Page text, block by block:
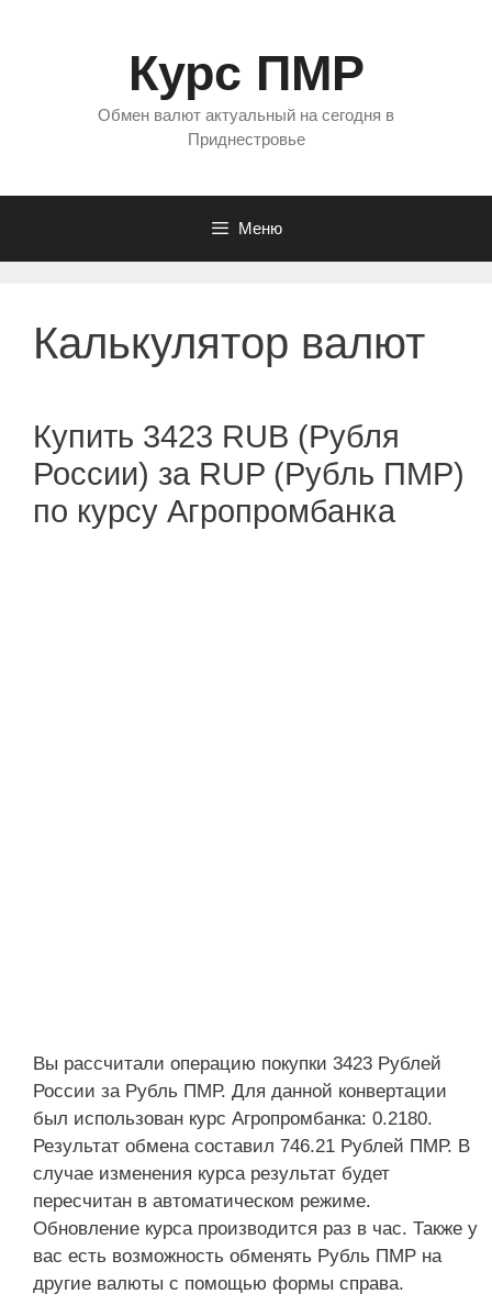
Курс ПМР
Обмен валют актуальный на сегодня в
Приднестровье
Меню
Калькулятор валют
Купить 3423 RUB (Рубля
России) за RUP (Рубль ПМР)
по курсу Агропромбанка
Вы рассчитали операцию покупки 3423 Рублей
России за Рубль ПМР. Для данной конвертации
был использован курс Агропромбанка: 0.2180.
Результат обмена составил 746.21 Рублей ПМР. В
случае изменения курса результат будет
пересчитан в автоматическом режиме.
Обновление курса производится раз в час. Также у
вас есть возможность обменять Рубль ПМР на
другие валюты с помощью формы справа.